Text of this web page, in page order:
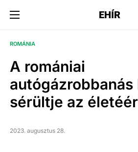
EHÍR
ROMÁNIA
A romániai
autógázrobbanás
sérültje az
2023. augusztus 28.